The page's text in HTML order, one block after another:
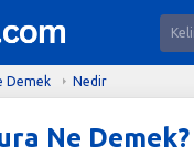
Demek Nedir
Ne